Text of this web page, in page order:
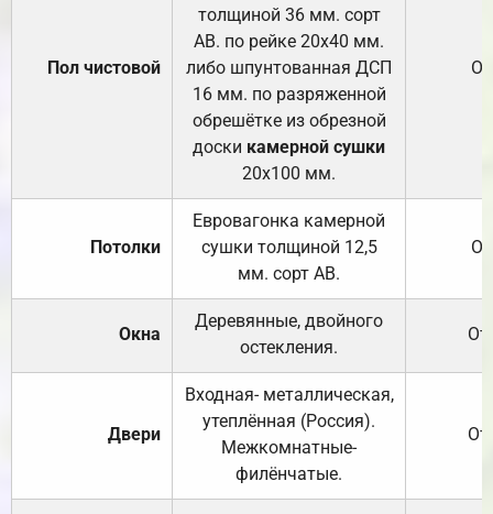
Пол чистовой
толщиной 36 мм. сорт
АВ. по рейке 20х40 мм.
либо шпунтованная ДСП
16 мм. по разряженной
обрешётке из обрезной
доски камерной сушки
20х100 мм.
Потолки
Евровагонка камерной
сушки толщиной 12,5
мм. сорт АВ.
Окна
Деревянные, двойного
остекления.
Двери
Входная- металлическая,
утеплённая (Россия).
Межкомнатные-
филёнчатые.